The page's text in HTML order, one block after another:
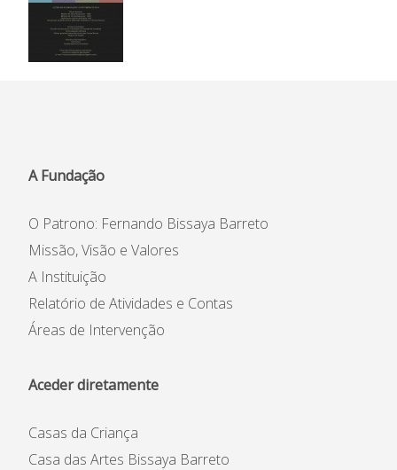
Instituição
Património Inicial
Colégio Bissaya Barreto
A Fundação
O Patrono: Fernando Bissaya Barreto
Missão, Visão e Valores
A Instituição
Relatório de Atividades e Contas
Áreas de Intervenção
Aceder diretamente
Casas da Criança
Casa das Artes Bissaya Barreto